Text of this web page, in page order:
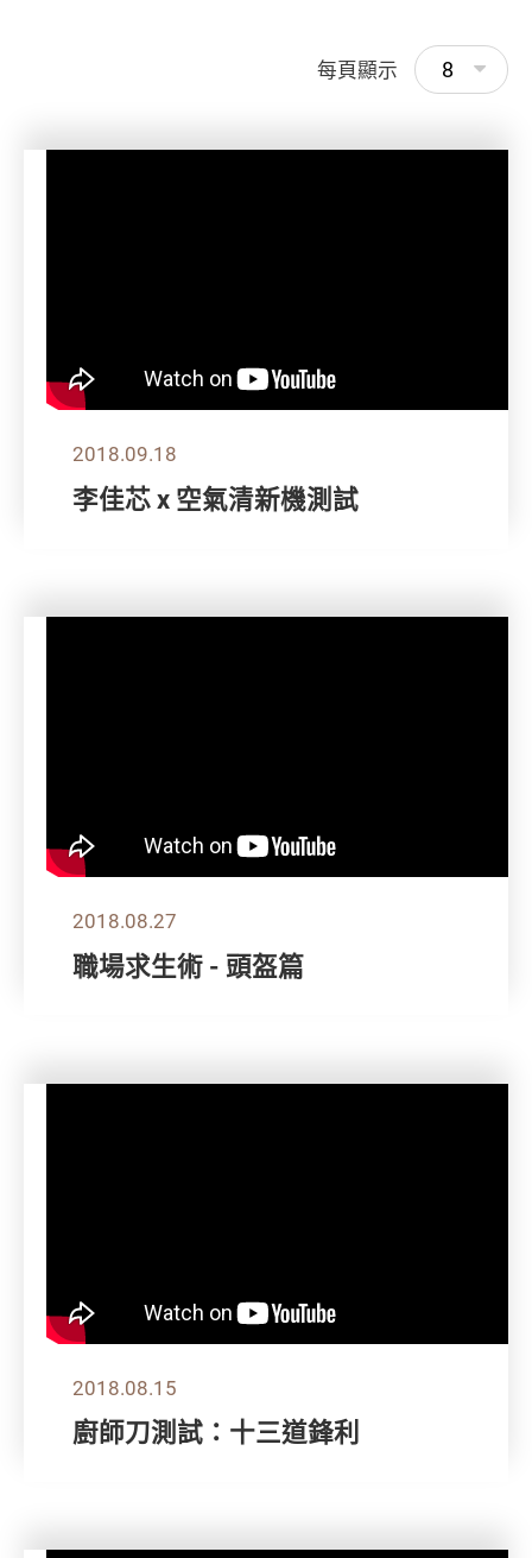
每頁顯示 8
2018.09.18
李佳芯 x 空氣清新機測試
2018.08.27
職場求生術 - 頭盔篇
2018.08.15
廚師刀測試：十三道鋒利